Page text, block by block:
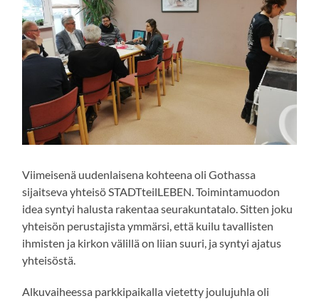
Viimeisenä uudenlaisena kohteena oli Gothassa
sijaitseva yhteisö STADTteilLEBEN. Toimintamuodon
idea syntyi halusta rakentaa seurakuntatalo. Sitten joku
yhteisön perustajista ymmärsi, että kuilu tavallisten
ihmisten ja kirkon välillä on liian suuri, ja syntyi ajatus
yhteisöstä.
Alkuvaiheessa parkkipaikalla vietetty joulujuhla oli